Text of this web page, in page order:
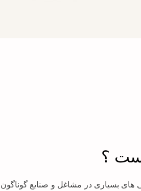
؟
بسیاری در مشاغل و صنایع